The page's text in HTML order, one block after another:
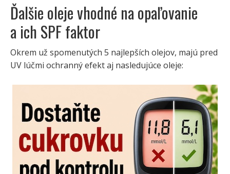
Ďalšie oleje vhodné na opaľovanie
a ich SPF faktor
Okrem už spomenutých 5 najlepších olejov, majú pred
UV lúčmi ochranný efekt aj nasledujúce oleje: